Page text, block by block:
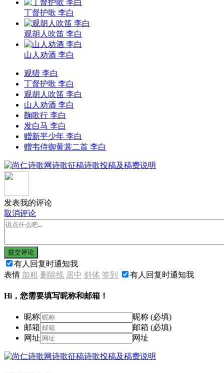
丁督护歌 李白
观胡人吹笛 李白
山人劝酒 李白
观猎 李白
丁督护歌 李白
观胡人吹笛 李白
山人劝酒 李白
鞠歌行 李白
发白马 李白
赠新平少年 李白
赠韦侍御黄裳二首 李白
发表我的评论
取消评论
提交评论
有人回复时通知我
表情 加粗 删除线 居中 斜体 签到 有人回复时通知我
Hi，您需要填写昵称和邮箱！
昵称
昵称 (必填)
邮箱
邮箱 (必填)
网址
网址